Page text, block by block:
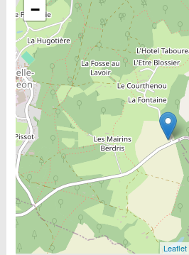
−
Leaflet